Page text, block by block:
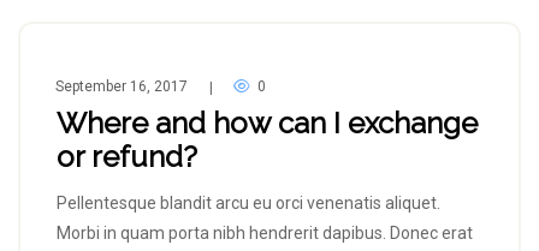
September 16, 2017 0
Where and how can I exchange
or refund?
Pellentesque blandit arcu eu orci venenatis aliquet.
Morbi in quam porta nibh hendrerit dapibus. Donec erat